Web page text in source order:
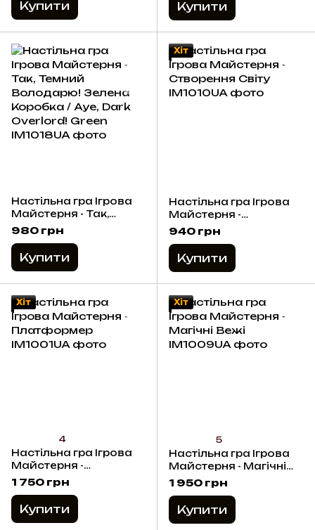
Купити Купити
Настільна гра Ігрова
Майстерня - Так,
Темний Володарю!
Зелена Коробка / Aye,
Dark Overlord! Green
980 грн
Купити
Хіт
Настільна гра Ігрова
Майстерня -
Створення Світу
940 грн
Купити
Хіт
4
Настільна гра Ігрова
Майстерня -
Платформер
1 750 грн
Купити
Хіт
5
Настільна гра Ігрова
Майстерня - Магічні
Вежі
1 950 грн
Купити